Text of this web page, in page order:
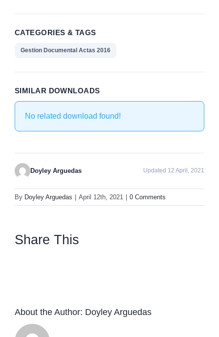
CATEGORIES & TAGS
Gestion Documental Actas 2016
SIMILAR DOWNLOADS
No related download found!
Doyley Arguedas Updated 12 April, 2021
By Doyley Arguedas April 12th, 2021 0 Comments
Share This
About the Author: Doyley Arguedas